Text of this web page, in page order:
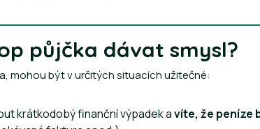
půjčka dávat smysl?
mohou být v určitých situacích užitečné:
krátkodobý finanční výpadek avíte, že peníze